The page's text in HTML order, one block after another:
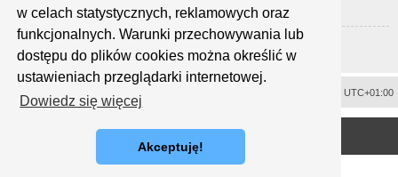
w celach statystycznych, reklamowych oraz
funkcjonalnych. Warunki przechowywania lub
dostępu do plików cookies można określić w
ustawieniach przeglądarki internetowej.
Dowiedz się więcej
Akceptuję!
Regulamin| Zasady ochrony danych osobowych
Zarejestruj się
UTC+01:00
Technologię dostarczaphpBB® Forum Software © phpBB Limited
Polski pakiet językowy dostarcza phpBB.pl